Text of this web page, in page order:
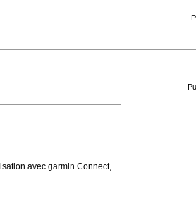
avec garmin Connect,